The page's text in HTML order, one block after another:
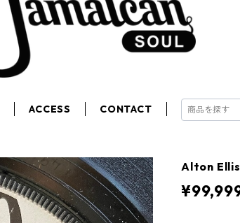
ACCESS CONTACT
Alton Ellis